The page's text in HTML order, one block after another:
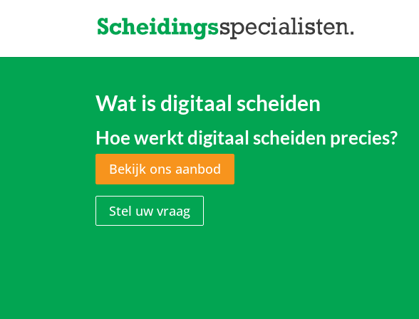
Wat is digitaal scheiden
Hoe werkt digitaal scheiden precies?
Bekijk ons aanbod
Stel uw vraag